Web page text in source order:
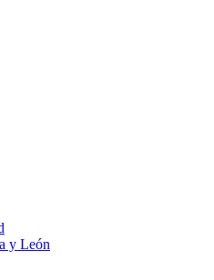
y León